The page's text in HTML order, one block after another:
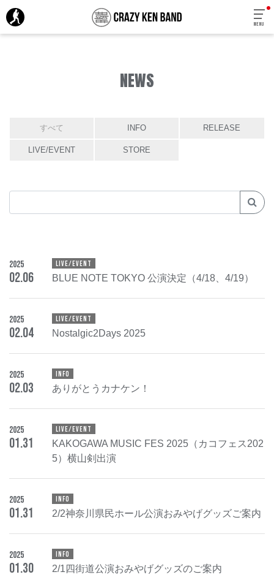
MENU
NEWS
すべて INFO RELEASE
LIVE/EVENT STORE
2025
02.06
LIVE/EVENT
BLUE NOTE TOKYO 公演決定（4/18、4/19）
2025
02.04
LIVE/EVENT
Nostalgic2Days 2025
2025
02.03
INFO
ありがとうカナケン！
2025
01.31
LIVE/EVENT
KAKOGAWA MUSIC FES 2025（カコフェス202
5）横山剣出演
2025
01.31
INFO
2/2神奈川県民ホール公演おみやげグッズご案内
2025
01.30
INFO
2/1四街道公演おみやげグッズのご案内